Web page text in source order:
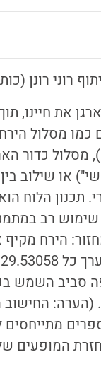
רוני רונן
את חיינו,
כמו מסלול
מסלול כדור
או שילוב
תכנון הלוח
רב
הירח
סביב השמש
ימים. (הערה:
מתייחסים
המופעים